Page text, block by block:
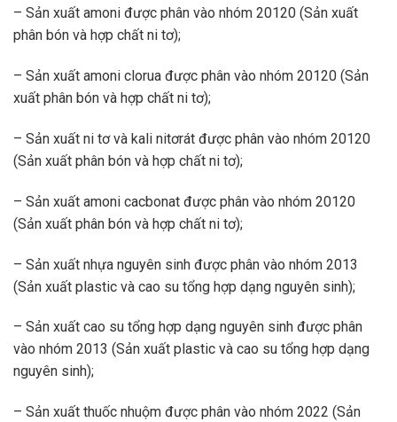
– Sản xuất amoni được phân vào nhóm 20120 (Sản xuất
phân bón và hợp chất ni tơ);
– Sản xuất amoni clorua được phân vào nhóm 20120 (Sản
xuất phân bón và hợp chất ni tơ);
– Sản xuất ni tơ và kali nitơrát được phân vào nhóm 20120
(Sản xuất phân bón và hợp chất ni tơ);
– Sản xuất amoni cacbonat được phân vào nhóm 20120
(Sản xuất phân bón và hợp chất ni tơ);
– Sản xuất nhựa nguyên sinh được phân vào nhóm 2013
(Sản xuất plastic và cao su tổng hợp dạng nguyên sinh);
– Sản xuất cao su tổng hợp dạng nguyên sinh được phân
vào nhóm 2013 (Sản xuất plastic và cao su tổng hợp dạng
nguyên sinh);
– Sản xuất thuốc nhuộm được phân vào nhóm 2022 (Sản